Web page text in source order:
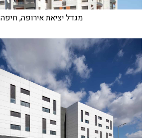
מגדל יציאת אירופה, חיפה